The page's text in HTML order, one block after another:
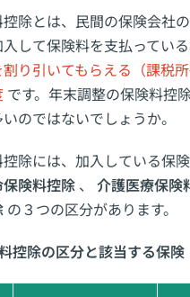
控除とは、民間の保険会社
して保険料を支払っている
り引いてもらえる（課税
です。年末調整の保険料控
のではないでしょうか。
除には、加入している保険
険料控除 、 介護医療保険
の３つの区分があります。
控除の区分と該当する保険